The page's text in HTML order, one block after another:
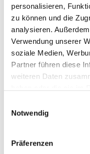
personalisieren,
zu können und die
analysieren.
Verwendung unserer
soziale Medien,
Partner führen diese
weiteren Daten
Notwendig
Präferenzen
ökologisch
Ihre